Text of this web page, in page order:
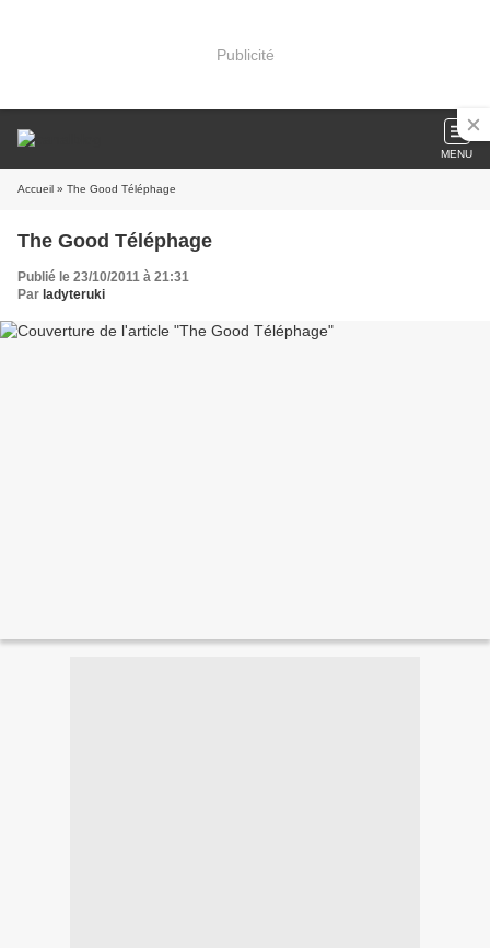
Publicité
MENU
Accueil » The Good Téléphage
The Good Téléphage
Publié le 23/10/2011 à 21:31
Par ladyteruki